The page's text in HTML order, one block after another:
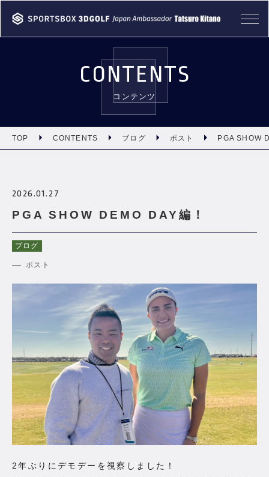
TOP
ABOUT
PRODUCT
CASE
INFORMATION
コンテンツ一覧
お問い合わせフォーム
CONTENTS
コンテンツ
TOP CONTENTS ブログ ポスト PGA SHOW
2026.01.27
PGA SHOW DEMO DAY編！
ブログ
ポスト
2年ぶりにデモデーを視察しました！